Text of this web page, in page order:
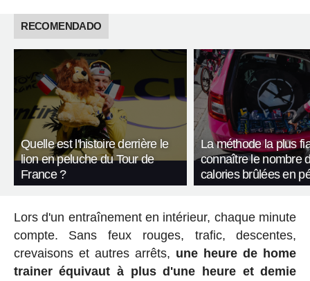
RECOMENDADO
Quelle est l'histoire derrière le
lion en peluche du Tour de
France ?
La méthode la plus
connaître le nombre
calories brûlées en
Lors d'un entraînement en intérieur, chaque minute
compte. Sans feux rouges, trafic, descentes,
crevaisons et autres arrêts, une heure de home
trainer équivaut à plus d'une heure et demie